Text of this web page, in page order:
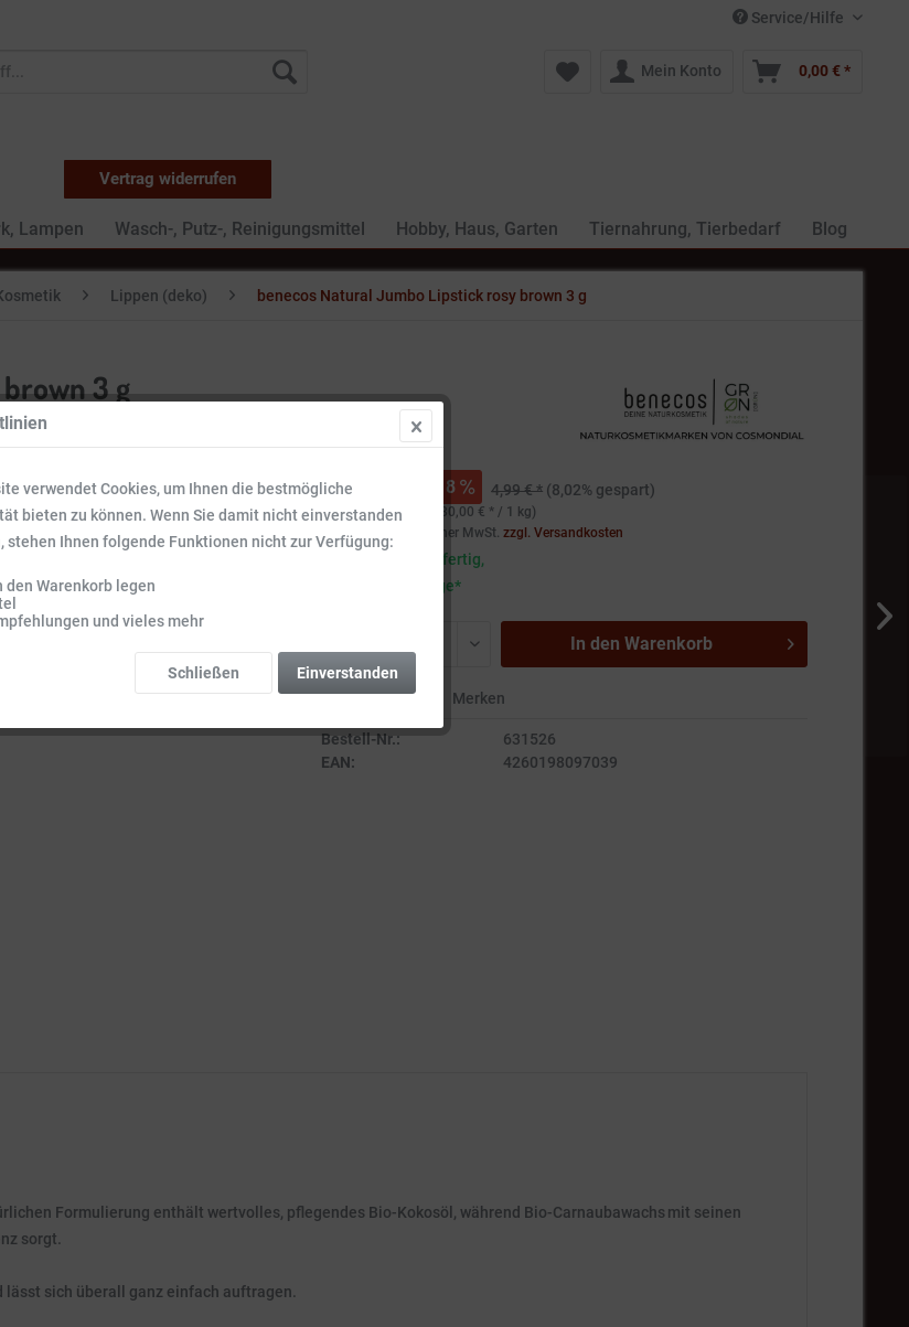
Service/Hilfe
Mein Konto 0,00 € *
Vertrag widerrufen
Lampen Wasch-, Putz-, Reinigungsmittel Hobby, Haus, Garten Tiernahrung, Tierbedarf Blog
Lippen (deko) benecos Natural Jumbo Lipstick rosy brown 3 g
3 g
4,59 € * 8 4,99 € * (8,02% gespart)
Inhalt:0.003 kg (1.530,00 € * / 1 kg)
Preise inkl. gesetzlicher MwSt.zzgl. Versandkosten
Sofort versandfertig,
Lieferzeit 3-5 Tage*
In den Warenkorb
Vergleichen Merken
Bestell-Nr.:
631526
EAN:
4260198097039
Formulierung enthält wertvolles, pflegendes Bio-Kokosöl, während Bio-Carnaubawachs mit seinen
sorgt.
sich überall ganz einfach auftragen.
verwendet Cookies, um Ihnen die bestmögliche
bieten zu können. Wenn Sie damit nicht einverstanden
stehen Ihnen folgende Funktionen nicht zur Verfügung:
den Warenkorb legen
und vieles mehr
Einverstanden
Schließen